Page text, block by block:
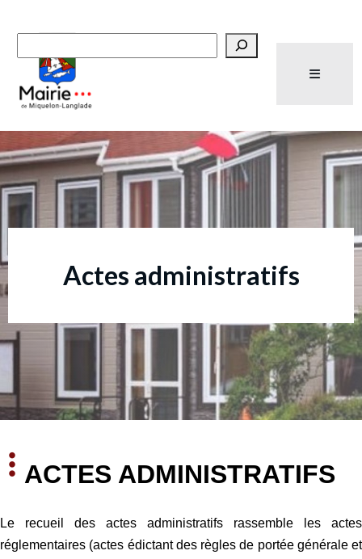
Actes administratifs
ACTES ADMINISTRATIFS
Le recueil des actes administratifs rassemble les actes
réglementaires (actes édictant des règles de portée générale et